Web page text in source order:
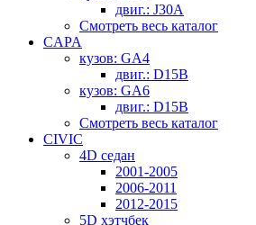
двиг.: J30A
Смотреть весь каталог
CAPA
кузов: GA4
двиг.: D15B
кузов: GA6
двиг.: D15B
Смотреть весь каталог
CIVIC
4D седан
2001-2005
2006-2011
2012-2015
5D хэтчбек